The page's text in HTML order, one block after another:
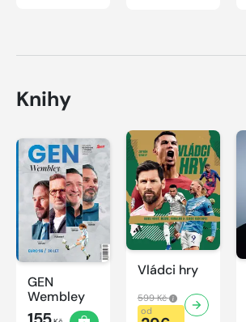
Knihy
GEN
Wembley
Vládci hry
599 Kč
od